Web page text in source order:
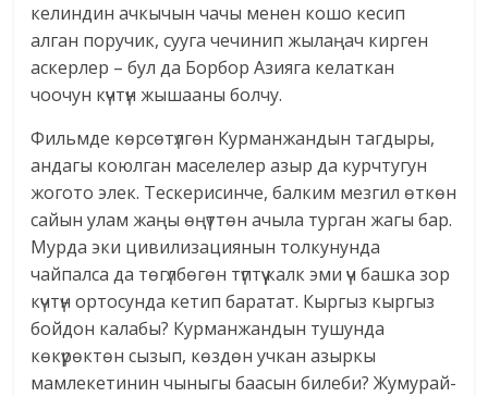
келиндин ачкычын чачы менен кошо кесип
алган поручик, сууга чечинип жылаңач кирген
аскерлер – бул да Борбор Азияга келаткан
чоочун күчтүн жышааны болчу.
Фильмде көрсөтүлгөн Курманжандын тагдыры,
андагы коюлган маселелер азыр да курчтугун
жогото элек. Тескерисинче, балким мезгил өткөн
сайын улам жаңы өңүттөн ачыла турган жагы бар.
Мурда эки цивилизациянын толкунунда
чайпалса да төгүлбөгөн түптүү калк эми үч башка зор
күчтүн ортосунда кетип баратат. Кыргыз кыргыз
бойдон калабы? Курманжандын тушунда
көкүрөктөн сызып, көздөн учкан азыркы
мамлекетинин чыныгы баасын билеби? Жумурай-